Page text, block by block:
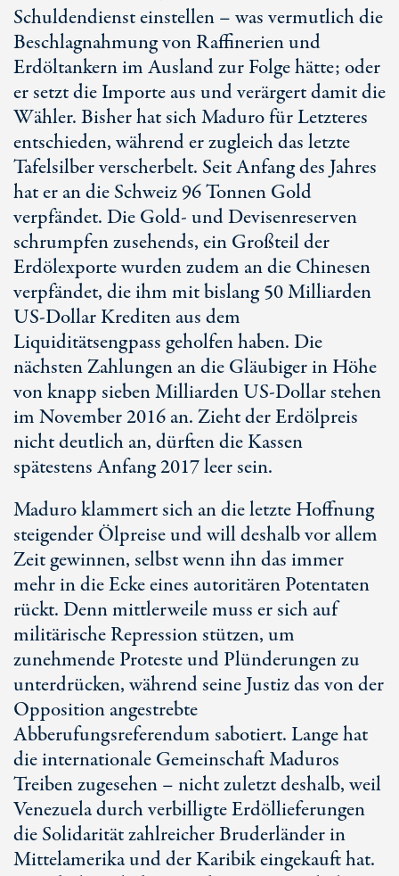
Schuldendienst einstellen – was vermutlich die
Beschlagnahmung von Raffinerien und
Erdöltankern im Ausland zur Folge hätte; oder
er setzt die Importe aus und verärgert damit die
Wähler. Bisher hat sich Maduro für Letzteres
entschieden, während er zugleich das letzte
Tafelsilber verscherbelt. Seit Anfang des Jahres
hat er an die Schweiz 96 Tonnen Gold
verpfändet. Die Gold- und Devisenreserven
schrumpfen zusehends, ein Großteil der
Erdölexporte wurden zudem an die Chinesen
verpfändet, die ihm mit bislang 50 Milliarden
US-Dollar Krediten aus dem
Liquiditätsengpass geholfen haben. Die
nächsten Zahlungen an die Gläubiger in Höhe
von knapp sieben Milliarden US-Dollar stehen
im November 2016 an. Zieht der Erdölpreis
nicht deutlich an, dürften die Kassen
spätestens Anfang 2017 leer sein.
Maduro klammert sich an die letzte Hoffnung
steigender Ölpreise und will deshalb vor allem
Zeit gewinnen, selbst wenn ihn das immer
mehr in die Ecke eines autoritären Potentaten
rückt. Denn mittlerweile muss er sich auf
militärische Repression stützen, um
zunehmende Proteste und Plünderungen zu
unterdrücken, während seine Justiz das von der
Opposition angestrebte
Abberufungsreferendum sabotiert. Lange hat
die internationale Gemeinschaft Maduros
Treiben zugesehen – nicht zuletzt deshalb, weil
Venezuela durch verbilligte Erdöllieferungen
die Solidarität zahlreicher Bruderländer in
Mittelamerika und der Karibik eingekauft hat.